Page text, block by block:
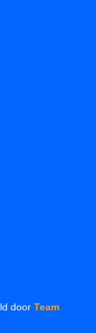
door Team